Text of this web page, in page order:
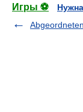
Игры ⚽